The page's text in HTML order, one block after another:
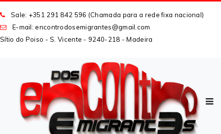
Sale: +351 291 842 596 (Chamada para a rede fixa nacional)
E-mail: encontrodosemigrantes@gmail com
Sítio do Poiso - S. Vicente - 9240-218 - Madeira